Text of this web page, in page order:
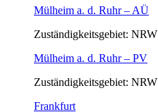
Mülheim a. d. Ruhr – AÜ
Zuständigkeitsgebiet: NRW
Mülheim a. d. Ruhr – PV
Zuständigkeitsgebiet: NRW
Frankfurt